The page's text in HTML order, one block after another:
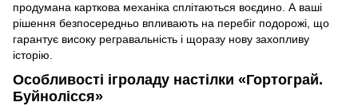
продумана карткова механіка сплітаються воєдино. А ваші
рішення безпосередньо впливають на перебіг подорожі, що
гарантує високу регравальність і щоразу нову захопливу
історію.
Особливості ігроладу настілки «Гортограй.
Буйнолісся»